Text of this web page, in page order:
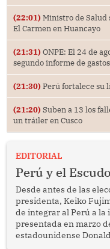
(22:01) Ministro de Salud
El Carmen en Huancayo
(21:31) ONPE: El 24 de
segundo informe de
(21:30) Perú fortalece su
(21:20) Suben a 13 los
un tráiler en Cusco
EDITORIAL
Perú y el
Desde antes de las
presidenta, Keiko
de integrar al Perú a la
presentada en marzo
estadounidense